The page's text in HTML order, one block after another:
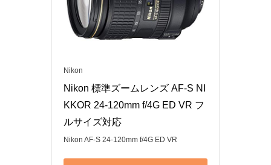
Nikon
Nikon 標準ズームレンズ AF-S NI
KKOR 24-120mm f/4G ED VR フ
ルサイズ対応
Nikon AF-S 24-120mm f/4G ED VR